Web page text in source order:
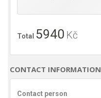
Total 5940 Kč
CONTACT INFORMATION
Contact person